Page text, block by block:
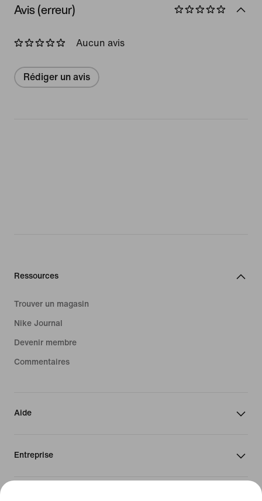
Avis (erreur)
Aucun avis
Rédiger un avis
Ressources
Trouver un magasin
Nike Journal
Devenir membre
Commentaires
Aide
Entreprise